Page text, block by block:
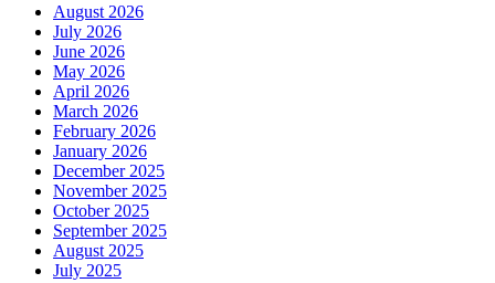
August 2026
July 2026
June 2026
May 2026
April 2026
March 2026
February 2026
January 2026
December 2025
November 2025
October 2025
September 2025
August 2025
July 2025